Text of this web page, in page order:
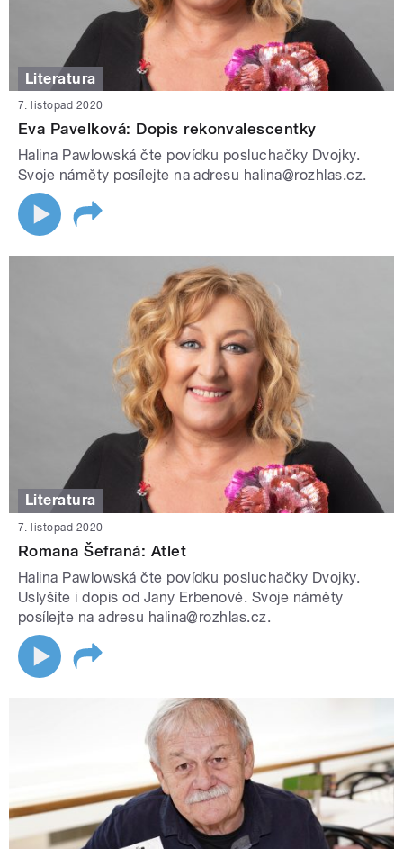
Literatura
7. listopad 2020
Eva Pavelková: Dopis rekonvalescentky
Halina Pawlowská čte povídku posluchačky Dvojky.
Svoje náměty posílejte na adresu halina@rozhlas.cz.
Literatura
7. listopad 2020
Romana Šefraná: Atlet
Halina Pawlowská čte povídku posluchačky Dvojky.
Uslyšíte i dopis od Jany Erbenové. Svoje náměty
posílejte na adresu halina@rozhlas.cz.